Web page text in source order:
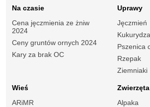
Na czasie
Cena jęczmienia ze żniw
2024
Ceny gruntów ornych 2024
Kary za brak OC
Uprawy
Jęczmień
Kukurydza
Pszenica
Rzepak
Ziemniaki
Wieś
ARiMR
Zwierzęta
Alpaka